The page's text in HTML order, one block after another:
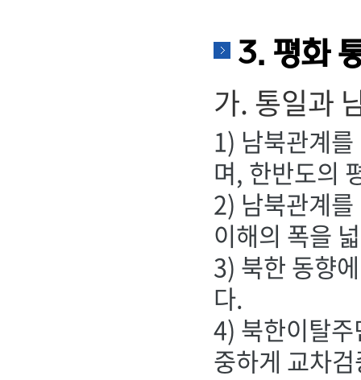
3. 평화
가. 통일과
1) 남북관계
며, 한반도의
2) 남북관계
이해의 폭을
3) 북한 동향
다.
4) 북한이탈
중하게 교차